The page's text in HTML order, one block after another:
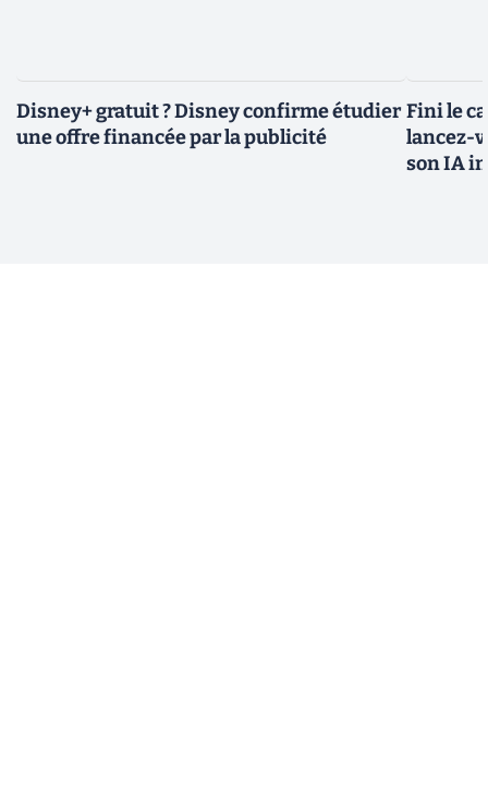
Disney+ gratuit ? Disney confirme étudier
une offre financée par la publicité
Fini le
lancez-
son IA